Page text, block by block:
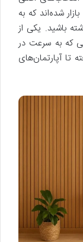
شده‌اند که به
باشید. یکی از
که به سرعت در
تا آپارتمان‌های